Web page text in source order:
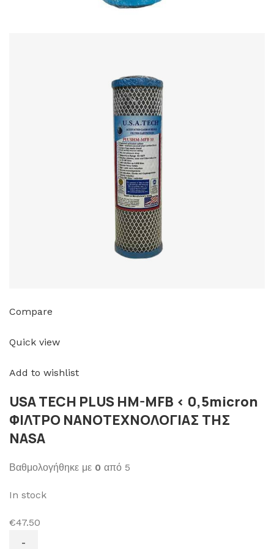
Compare
Quick view
Add to wishlist
USA TECH PLUS HM-MFB < 0,5micron
ΦΙΛΤΡΟ ΝΑΝΟΤΕΧΝΟΛΟΓΙΑΣ ΤΗΣ
NASA
Βαθμολογήθηκε με 0 από 5
In stock
€47.50